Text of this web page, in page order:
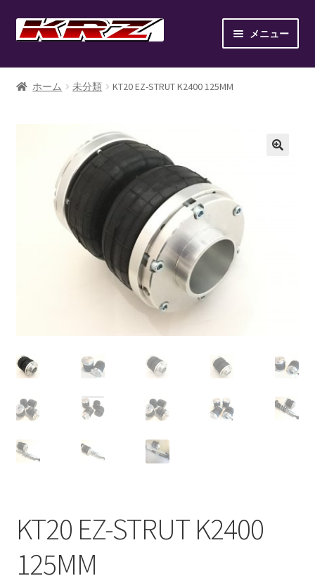
ナ
ビ
ー
コ
ン
ン
メニュー
ホーム
AIR SUSPENSION SETUP GALLERY
BILLET WHEEL
BRAKE PAD
BRAKE SYSTEM
CANOVER BILLET STRUT “MADE IN JAPAN”
CANOVER GT-STRUT
CANOVER PROMATIC “MADE IN JAPAN”
CANOVER RIDE-STRUT AIR SUSPENSION
COIL-OVER+XX TWIN TANK SYSTEM
ホーム 未分類 KT20 EZ-STRUT K2400 125MM
KT20 EZ-STRUT K2400
125MM